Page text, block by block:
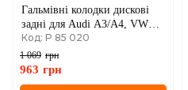
LANCIA
LAND ROVER
LEXUS
Гальмiвнi колодки дисковi
задні для Audi A3/A4, VW
Golf, Skoda Octavia, Passat.
Код: P 85 020
1 069 грн
963 грн